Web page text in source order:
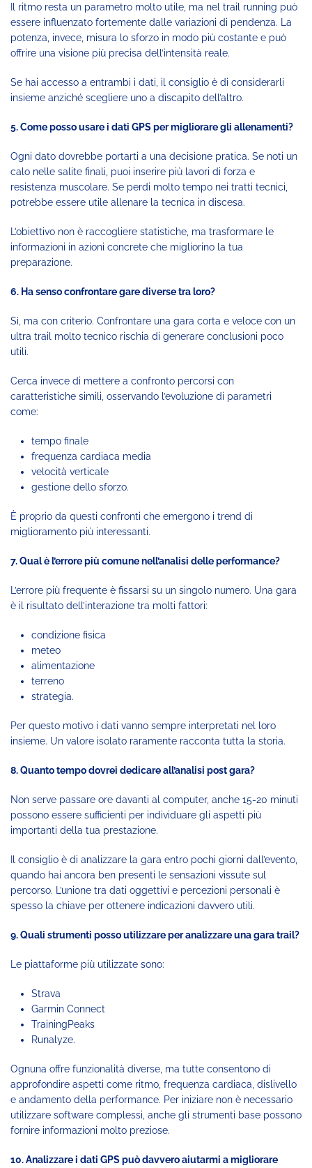
Il ritmo resta un parametro molto utile, ma nel trail running può
essere influenzato fortemente dalle variazioni di pendenza. La
potenza, invece, misura lo sforzo in modo più costante e può
offrire una visione più precisa dell’intensità reale.
Se hai accesso a entrambi i dati, il consiglio è di considerarli
insieme anziché scegliere uno a discapito dell’altro.
5. Come posso usare i dati GPS per migliorare gli allenamenti?
Ogni dato dovrebbe portarti a una decisione pratica. Se noti un
calo nelle salite finali, puoi inserire più lavori di forza e
resistenza muscolare. Se perdi molto tempo nei tratti tecnici,
potrebbe essere utile allenare la tecnica in discesa.
L’obiettivo non è raccogliere statistiche, ma trasformare le
informazioni in azioni concrete che migliorino la tua
preparazione.
6. Ha senso confrontare gare diverse tra loro?
Sì, ma con criterio. Confrontare una gara corta e veloce con un
ultra trail molto tecnico rischia di generare conclusioni poco
utili.
Cerca invece di mettere a confronto percorsi con
caratteristiche simili, osservando l’evoluzione di parametri
come:
tempo finale
frequenza cardiaca media
velocità verticale
gestione dello sforzo.
È proprio da questi confronti che emergono i trend di
miglioramento più interessanti.
7. Qual è l’errore più comune nell’analisi delle performance?
L’errore più frequente è fissarsi su un singolo numero. Una gara
è il risultato dell’interazione tra molti fattori:
condizione fisica
meteo
alimentazione
terreno
strategia.
Per questo motivo i dati vanno sempre interpretati nel loro
insieme. Un valore isolato raramente racconta tutta la storia.
8. Quanto tempo dovrei dedicare all’analisi post gara?
Non serve passare ore davanti al computer, anche 15-20 minuti
possono essere sufficienti per individuare gli aspetti più
importanti della tua prestazione.
Il consiglio è di analizzare la gara entro pochi giorni dall’evento,
quando hai ancora ben presenti le sensazioni vissute sul
percorso. L’unione tra dati oggettivi e percezioni personali è
spesso la chiave per ottenere indicazioni davvero utili.
9. Quali strumenti posso utilizzare per analizzare una gara trail?
Le piattaforme più utilizzate sono:
Strava
Garmin Connect
TrainingPeaks
Runalyze.
Ognuna offre funzionalità diverse, ma tutte consentono di
approfondire aspetti come ritmo, frequenza cardiaca, dislivello
e andamento della performance. Per iniziare non è necessario
utilizzare software complessi, anche gli strumenti base possono
fornire informazioni molto preziose.
10. Analizzare i dati GPS può davvero aiutarmi a migliorare